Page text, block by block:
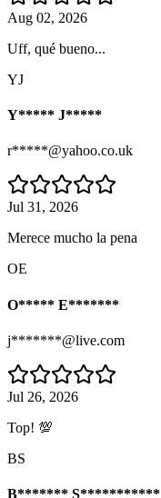
Aug 02, 2026
Uff, qué bueno...
YJ
Y***** J*****
r*****@yahoo.co.uk
Jul 31, 2026
Merece mucho la pena
OE
O***** E*******
j*******@live.com
Jul 26, 2026
Top! 💯
BS
B******* S***********